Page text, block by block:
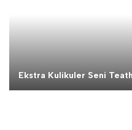
Ekstra Kulikuler Seni